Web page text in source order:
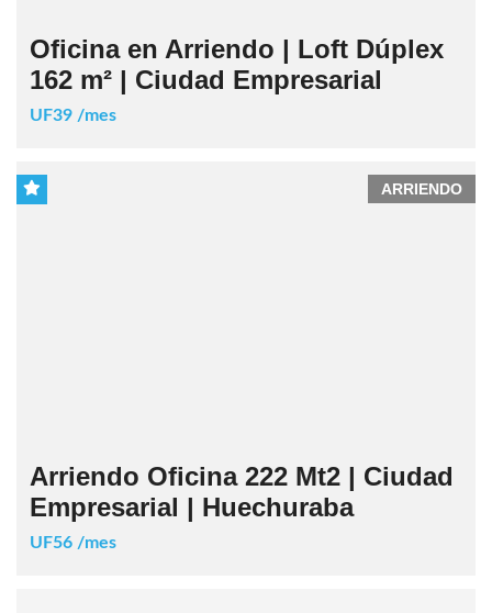
Oficina en Arriendo | Loft Dúplex
162 m² | Ciudad Empresarial
UF39 /mes
ARRIENDO
Arriendo Oficina 222 Mt2 | Ciudad
Empresarial | Huechuraba
UF56 /mes